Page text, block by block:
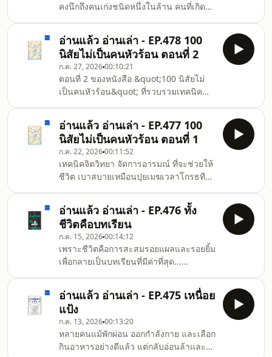
คงนึกถึงคนเก่งชนิดหนึ่งในล้าน คนที่เกิดมา
มาได้... ถ้าคุณเป็นคนหนึ่งที่เชื่อเช่นนั้น...
คุณกำลังคิดผิดถนัด!&quot;แดเนียล
คอยล์&quot; นักเขียนชื่อดัง ได้ออกเดิน
ทางสำรวจความลับเบื้องหลังอัจฉริยะใน
หลากหลายวงการ ตั้งแต่ดนตรี ศิลปะ กีฬา
วิทยาศาสตร์ ไปจนถึงธุรกิจ และพบว่ามัน
ไม่ใช่เรื่องของพรสวรรค์หรือพันธุกรรม แต่
เป็นผลลัพธ์จาก
อ่านแล้ว อ่านเล่า - EP.478 100
นิสัยไม่เป็นคนหัวร้อน ตอนที่ 2
ก.ค. 27, 202600:10:21
ตอนที่ 2 ของหนังสือ &quot;100 นิสัยไม่
เป็นคนหัวร้อน&quot; ที่รวบรวมเทคนิค
หัวร้อนง่ายๆ ในทุกๆวัน
อ่านแล้ว อ่านเล่า - EP.477 100
นิสัยไม่เป็นคนหัวร้อน ตอนที่ 1
ก.ค. 22, 202600:11:52
เทคนิคจิตวิทยา จัดการอารมณ์ ที่จะช่วยให้
ชีวิต เบาสบายเหมือนปุยเมฆเวลาโกรธทีไร
ลงก็คิดได้ และมานั่งเสียใจภายหลัง ...ไม่
ชอบตัวเองที่เป็นแบบนี้เลย... หยุดบั่นทอน
กายใจของทั้งตัวเองและคนอื่น แล้วหันมา
ใช้เทคนิคง่าย ๆ ที่มีให้เลือกกว่า 100 ข้อแค่
ทำตามนี้เราจะหายเป็นคนหัวร้อน และ
กลายเป็นคนอารมณ์ดีได้ในทุก ๆ วัน
อ่านแล้ว อ่านเล่า - EP.476 ทั้ง
ชีวิตคือบทเรียน
ก.ค. 15, 202600:14:12
เพราะชีวิตคือการสะสมรอยแผลและรอยยิ้ม
เพื่อกลายเป็นบทเรียนที่มีค่าที่สุด...
&quot;อัตชีวประวัติ&quot; ลำดับสำคัญ
จาก &quot;นิ้วกลม&quot; จะพาคุณดำดิ่ง
ลงไปสำรวจเส้นทางชีวิตตั้งแต่วัยเด็กจนถึง
ก้าวย่างของวัยกลางคน หนังสือเล่มนี้ไม่ได้
ทำหน้าที่เพียงแค่บันทึกความทรงจำ แต่คือ
การกะเทาะเปลือกของ &quot;การ
อ่านแล้ว อ่านเล่า - EP.475 เหนื่อย
แป้ง
ก.ค. 13, 202600:13:20
หลายคนแม้พักผ่อน ออกกำลังกาย และเลือก
กินอาหารอย่างดีแล้ว แต่กลับอ่อนล้าและ